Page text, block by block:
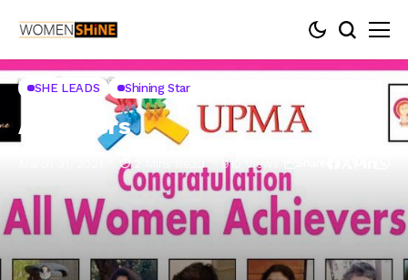
Home SHE LEADS Achievers
SHE LEADS Shining Star
Achievers
2 Mins Read 910 Views